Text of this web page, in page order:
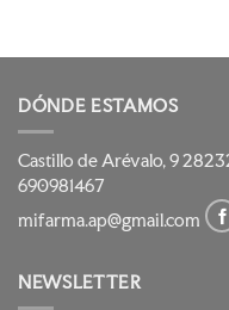
DÓNDE ESTAMOS
Castillo de Arévalo, 9
690981467
mifarma.ap@gmail.com
NEWSLETTER